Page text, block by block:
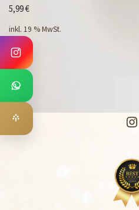
5,99€
inkl. 19 % MwSt.